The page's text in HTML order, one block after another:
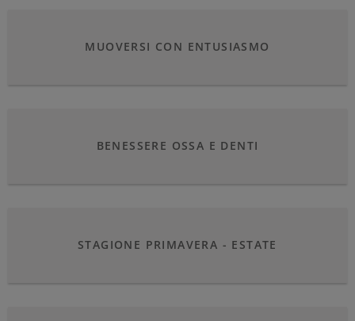
MUOVERSI CON ENTUSIASMO
BENESSERE OSSA E DENTI
STAGIONE PRIMAVERA - ESTATE